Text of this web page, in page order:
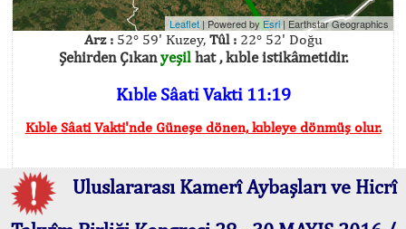
Leaflet| Powered byEsri| Earthstar Geographics
Arz :52° 59' Kuzey, Tûl :22° 52' Doğu
Şehirden Çıkanyeşilhat , kıble istikâmetidir.
Kıble Sâati Vakti 11:19
Kıble Sâati Vakti'nde Güneşe dönen, kıbleye dönmüş olur.
Uluslararası Kamerî Aybaşları ve Hicrî